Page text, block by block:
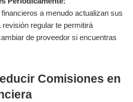
a menudo actualizan sus
regular te permitirá
de proveedor si encuentras
Comisiones en